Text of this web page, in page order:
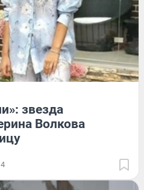
звезда
Волкова
4